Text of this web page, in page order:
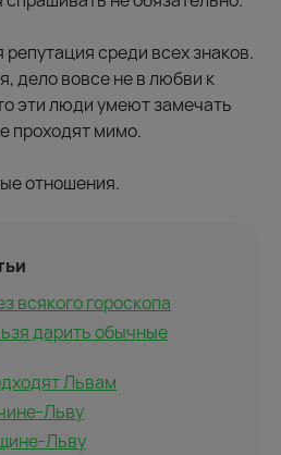
среди всех знаков.
дело вовсе не в любви к
эти люди умеют замечать
проходят мимо.
отношения.
всякого гороскопа
дарить обычные
Львам
Льву
Льву